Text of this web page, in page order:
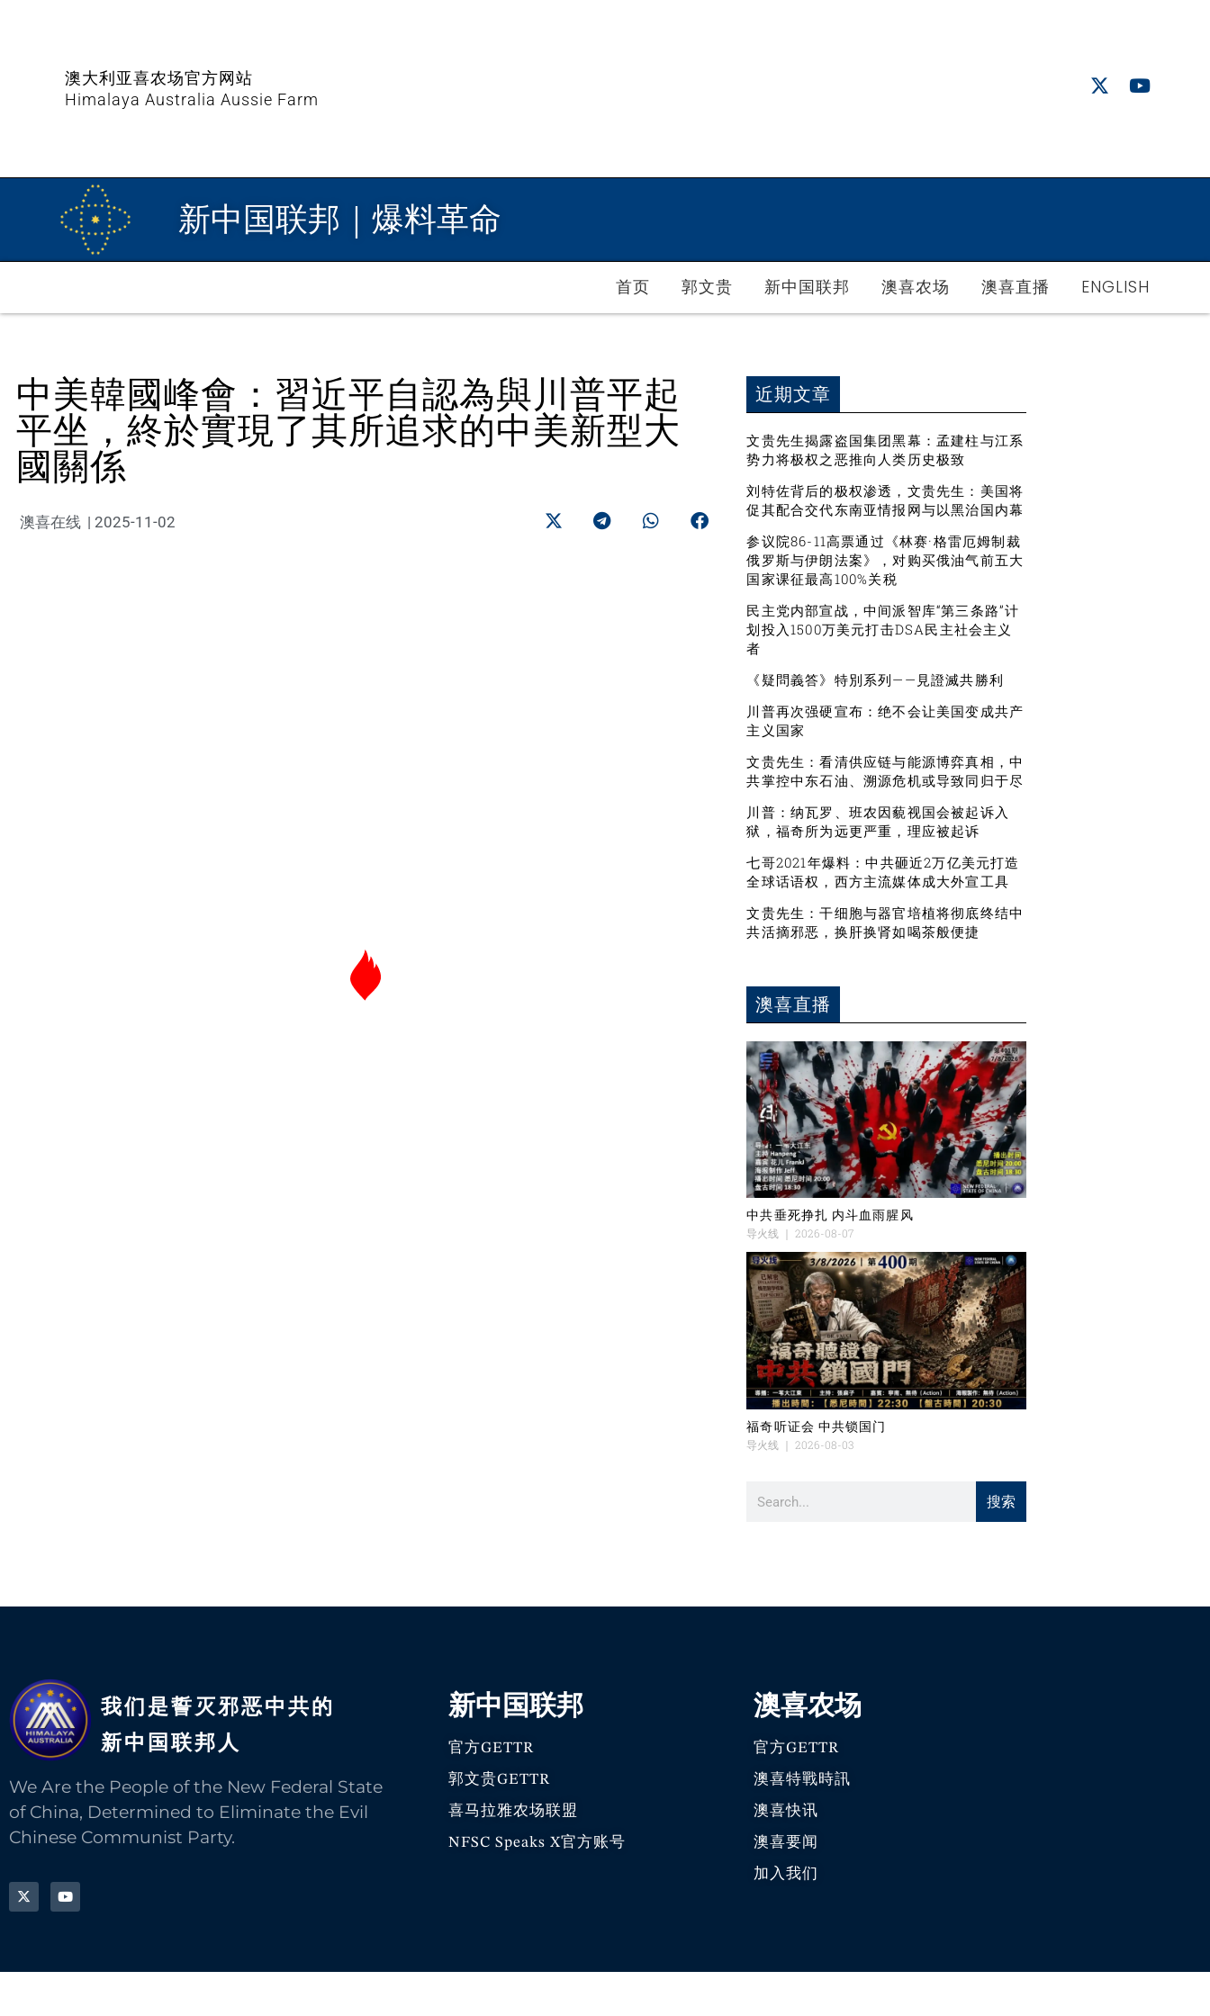
澳大利亚喜农场官方网站
Himalaya Australia Aussie Farm
新中国联邦｜爆料革命
首页 郭文贵 新中国联邦 澳喜农场 澳喜直播 ENGLISH
中美韓國峰會：習近平自認為與川普平起
平坐，終於實現了其所追求的中美新型大
國關係
澳喜在线 | 2025-11-02
近期文章
文贵先生揭露盗国集团黑幕：孟建柱与江系
势力将极权之恶推向人类历史极致
刘特佐背后的极权渗透，文贵先生：美国将
促其配合交代东南亚情报网与以黑治国内幕
参议院86-11高票通过《林赛·格雷厄姆制裁
俄罗斯与伊朗法案》，对购买俄油气前五大
国家课征最高100%关税
民主党内部宣战，中间派智库“第三条路”计
划投入1500万美元打击DSA民主社会主义
者
《疑問義答》特別系列——見證滅共勝利
川普再次强硬宣布：绝不会让美国变成共产
主义国家
文贵先生：看清供应链与能源博弈真相，中
共掌控中东石油、溯源危机或导致同归于尽
川普：纳瓦罗、班农因藐视国会被起诉入
狱，福奇所为远更严重，理应被起诉
七哥2021年爆料：中共砸近2万亿美元打造
全球话语权，西方主流媒体成大外宣工具
文贵先生：干细胞与器官培植将彻底终结中
共活摘邪恶，换肝换肾如喝茶般便捷
澳喜直播
中共垂死挣扎 内斗血雨腥风
导火线
2026-08-07
福奇听证会 中共锁国门
导火线
2026-08-03
搜索
我们是誓灭邪恶中共的
新中国联邦人​
We Are the People of the New Federal State
of China, Determined to Eliminate the Evil
Chinese Communist Party.
新中国联邦
官方GETTR
郭文贵GETTR
喜马拉雅农场联盟
NFSC Speaks X官方账号
澳喜农场
官方GETTR
澳喜特戰時訊
澳喜快讯
澳喜要闻
加入我们